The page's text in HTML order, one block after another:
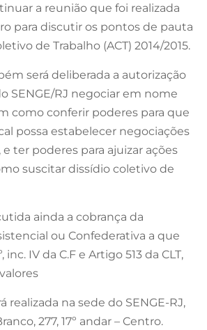
a reunião que foi realizada
para discutir os pontos de pauta
de Trabalho (ACT) 2014/2015.
será deliberada a autorização
SENGE/RJ negociar em nome
como conferir poderes para que
possa estabelecer negociações
ter poderes para ajuizar ações
suscitar dissídio coletivo de
ainda a cobrança da
ou Confederativa a que
inc. IV da C.F e Artigo 513 da CLT,
realizada na sede do SENGE-RJ,
277, 17º andar – Centro.